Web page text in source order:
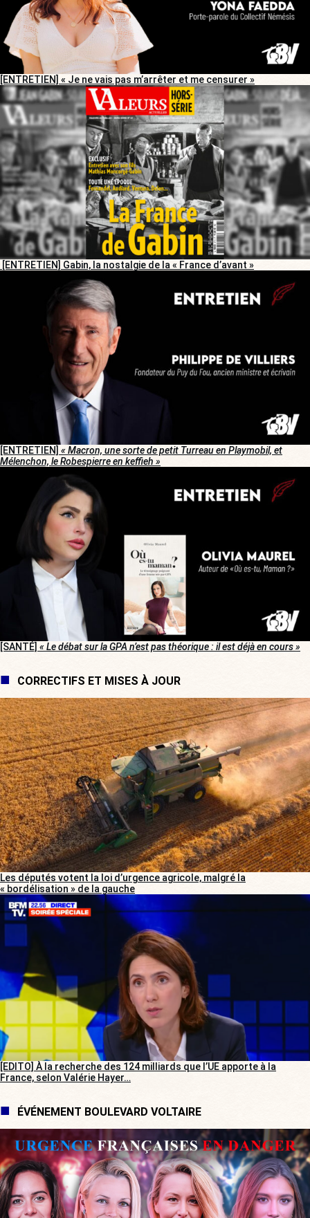
[ENTRETIEN] « Je ne vais pas m’arrêter et me censurer »
[ENTRETIEN] Gabin, la nostalgie de la « France d’avant »
[ENTRETIEN] « Macron, une sorte de petit Turreau en Playmobil, et
Mélenchon, le Robespierre en keffieh »
[SANTÉ] « Le débat sur la GPA n’est pas théorique : il est déjà en cours »
CORRECTIFS ET MISES À JOUR
Les députés votent la loi d’urgence agricole, malgré la
« bordélisation » de la gauche
[EDITO] À la recherche des 124 milliards que l’UE apporte à la
France, selon Valérie Hayer…
ÉVÉNEMENT BOULEVARD VOLTAIRE